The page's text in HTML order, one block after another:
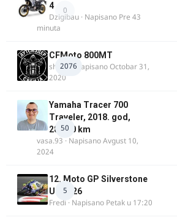
0
4
Dzigibau · Napisano Pre 43
minuta
2076
CFMoto 800MT
shlem· NapisanoOctobar 31,
2020
50
Yamaha Tracer 700
Traveler, 2018. god,
28.100 km
vasa.93 · NapisanoAvgust 10,
2024
5
12. Moto GP Silverstone
UK 2026
Fredi · Napisano Petak u 17:20